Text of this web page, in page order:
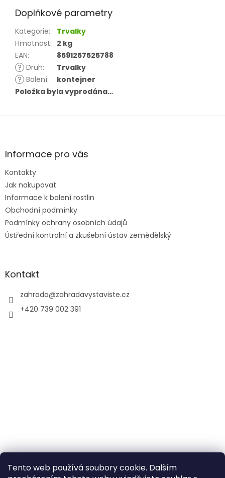
Tento web používá soubory cookie. Dalším
Doplňkové parametry
Kategorie:
Trvalky
Hmotnost: 2 kg
EAN:
8591257525788
? Druh:
Trvalky
? Balení:
kontejner
Položka byla vyprodána…
Z
aInformace pro vás
Kontakty
Jak nakupovat
Informace k balení rostlin
Obchodní podmínky
Podmínky ochrany osobních údajů
Ústřední kontrolní a zkušební ústav zemědělský
Kontakt
zahrada@zahradavystaviste.cz
+420 739 002 391